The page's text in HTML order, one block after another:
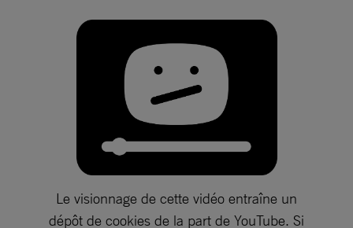
Le visionnage de cette vidéo entraîne un
dépôt de cookies de la part de YouTube. Si